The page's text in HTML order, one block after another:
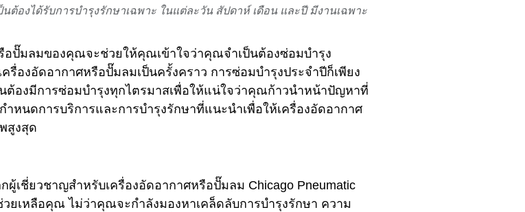
ต้องได้รับการบํารุงรักษาเฉพาะ ในแต่ละวัน สัปดาห์ เดือน และปี มีงานเฉพาะ
ปั๊มลมของคุณจะช่วยให้คุณเข้าใจว่าคุณจําเป็นต้องซ่อมบํารุง
รื่องอัดอากาศหรือปั๊มลมเป็นครั้งคราว การซ่อมบํารุงประจําปีก็เพียง
ต้องมีการซ่อมบํารุงทุกไตรมาสเพื่อให้แน่ใจว่าคุณก้าวนําหน้าปัญหาที่
หนดการบริการและการบํารุงรักษาที่แนะนําเพื่อให้เครื่องอัดอากาศ
สูงสุด
ชี่ยวชาญสําหรับเครื่องอัดอากาศหรือปั๊มลม Chicago Pneumatic
เหลือคุณ ไม่ว่าคุณจะกําลังมองหาเคล็ดลับการบํารุงรักษา ความ